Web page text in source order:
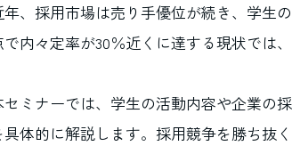
年、採用市場は売り手優位が続き、学生
で内々定率が30％近くに達する現状では
セミナーでは、学生の活動内容や企業の
具体的に解説します。採用競争を勝ち抜